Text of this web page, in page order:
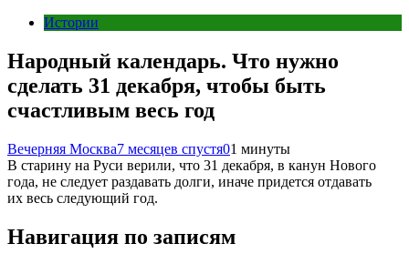
Истории
Народный календарь. Что нужно
сделать 31 декабря, чтобы быть
счастливым весь год
Вечерняя Москва7 месяцев спустя01 минуты
В старину на Руси верили, что 31 декабря, в канун Нового
года, не следует раздавать долги, иначе придется отдавать
их весь следующий год.
Навигация по записям